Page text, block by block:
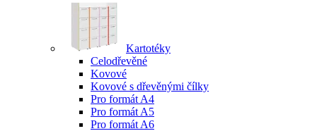
Kartotéky
Celodřevěné
Kovové
Kovové s dřevěnými čílky
Pro formát A4
Pro formát A5
Pro formát A6